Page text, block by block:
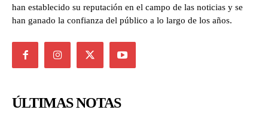
han establecido su reputación en el campo de las noticias y se
han ganado la confianza del público a lo largo de los años.
ÚLTIMAS NOTAS